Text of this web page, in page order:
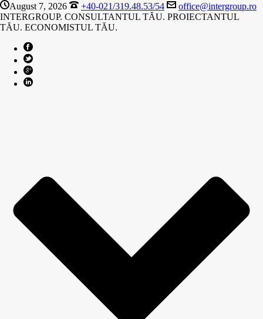
August 7, 2026 +40-021/319.48.53/54
office@intergroup.ro
INTERGROUP. CONSULTANTUL TĂU. PROIECTANTUL
TĂU. ECONOMISTUL TĂU.